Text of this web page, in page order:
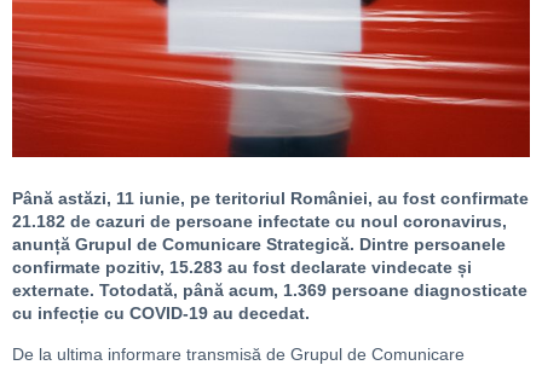
Până astăzi, 11 iunie, pe teritoriul României, au fost confirmate
21.182 de cazuri de persoane infectate cu noul coronavirus,
anunță Grupul de Comunicare Strategică. Dintre persoanele
confirmate pozitiv, 15.283 au fost declarate vindecate și
externate. Totodată, până acum, 1.369 persoane diagnosticate
cu infecție cu COVID-19 au decedat.
De la ultima informare transmisă de Grupul de Comunicare